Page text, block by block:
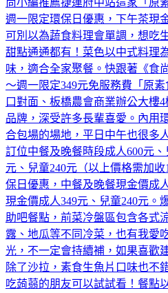
尚小編推薦捷運府中站這家「原
週一限定環保日優惠，下午茶現
可別以為蔬食料理會單調，想吃
甜點通通都有！菜色以中式料理
味，適合全家聚餐。快跟著《食
～週一限定349元免服務費「原
口對面、板橋農會商業辦公大樓
品牌，深受許多長輩喜愛。內用
合包場的場地，平日中午也很多
訂位中餐及晚餐時段成人600元
元、兒童240元（以上價格需加
保日優惠，中餐及晚餐現金價成
現金價成人349元、兒童240元。
助吧餐點，前菜冷盤區包含各式
露、地瓜等不同冷菜，也有我愛
光，不一定會持續補，如果喜歡
除了沙拉，素食生魚片口味也不
吃蒟蒻的朋友可以試試看！餐點